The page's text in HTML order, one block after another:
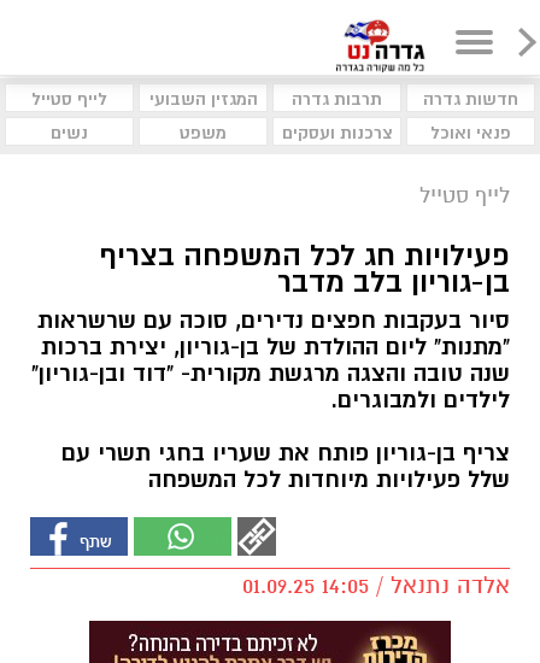
חדשות גדרה תרבות גדרה המגזין השבועי
לייף סטייל
פנאי ואוכל
צרכנות ועסקים משפט נשים
לייף סטייל
פעילויות חג לכל המשפחה בצריף
בן-גוריון בלב מדבר
סיור בעקבות חפצים נדירים, סוכה עם שרשראות
"מתנות" ליום ההולדת של בן-גוריון, יצירת ברכות
שנה טובה והצגה מרגשת מקורית- "דוד ובן-גוריון"
לילדים ולמבוגרים.
צריף בן-גוריון פותח את שעריו בחגי תשרי עם
שלל פעילויות מיוחדות לכל המשפחה
אלדה נתנאל / 14:05 01.09.25